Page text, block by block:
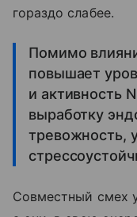
гораздо слабее.
Помимо
повышает
и активность
выработку
тревожность,
Совместный смех